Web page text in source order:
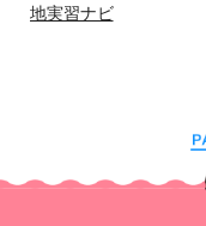
地実習ナビ